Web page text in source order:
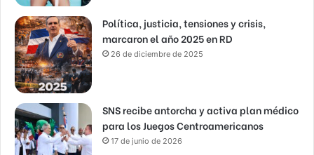
Política, justicia, tensiones y crisis,
marcaron el año 2025 en RD
26 de diciembre de 2025
SNS recibe antorcha y activa plan médico
para los Juegos Centroamericanos
17 de junio de 2026